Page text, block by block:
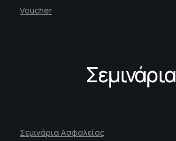
Voucher
Σεμινάρια
Σεμινάρια Ασφαλείας